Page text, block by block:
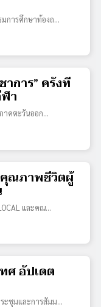
มการศึกษาท้องถ…
การ” ครั้งที่
า
าคตะวันออก…
คุณภาพชีวิตผู้
และคณ…
ศ อัปเดต
ะชุมและการสัมม…